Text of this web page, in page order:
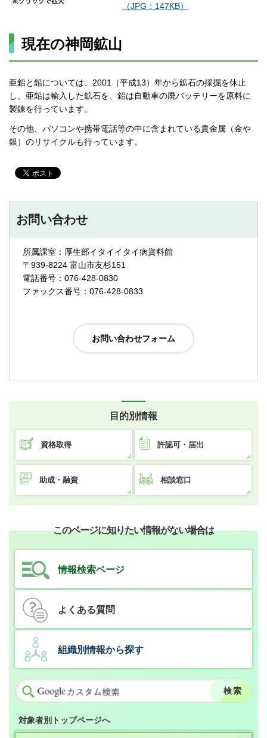
（JPG：147KB）
現在の神岡鉱山
亜鉛と鉛については、2001（平成13）年から鉱石の採掘を休止
し、亜鉛は輸入した鉱石を、鉛は自動車の廃バッテリーを原料に
製錬を行っています。
その他、パソコンや携帯電話等の中に含まれている貴金属（金や
銀）のリサイクルも行っています。
お問い合わせ
所属課室：厚生部イタイイタイ病資料館
〒939-8224 富山市友杉151
電話番号：076-428-0830
ファックス番号：076-428-0833
目的別情報
資格取得 許認可・届出
助成・融資 相談窓口
このページに知りたい情報がない場合は
情報検索ページ
よくある質問
組織別情報から探す
対象者別トップページへ